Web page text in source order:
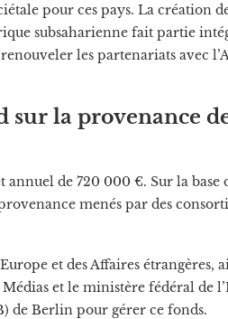
pour ces pays. La création
subsaharienne fait partie
les partenariats avec
la provenance
de 720 000 €. Sur la base
menés par des
et des Affaires étrangères,
et le ministère fédéral de
de Berlin pour gérer ce fonds.